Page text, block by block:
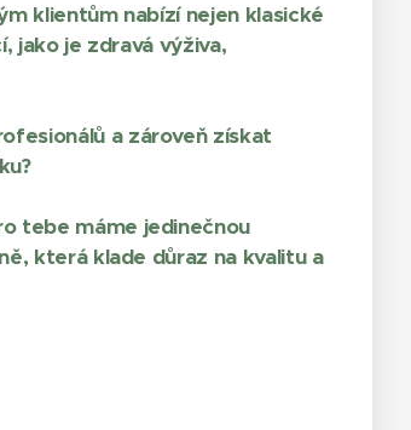
klientům nabízí nejen klasické
jako je zdravá výživa,
a zároveň získat
tebe máme jedinečnou
která klade důraz na kvalitu a